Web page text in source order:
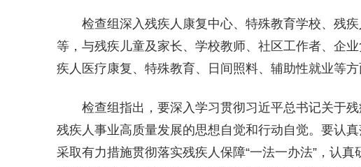
检查组深入残疾人康复中心、特殊教育学校、残
等，与残疾儿童及家长、学校教师、社区工作者、企
疾人医疗康复、特殊教育、日间照料、辅助性就业等方
检查组指出，要深入学习贯彻习近平总书记关于
残疾人事业高质量发展的思想自觉和行动自觉。要认
采取有力措施贯彻落实残疾人保障“一法一办法”，认